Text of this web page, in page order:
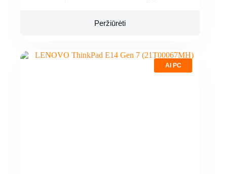
Peržiūrėti
AI PC